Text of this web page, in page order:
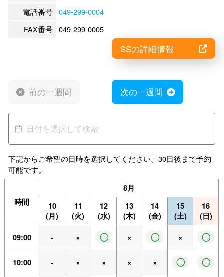
電話番号 049-299-0004
FAX番号 049-299-0005
SSの詳細情報
前の一週間 次の一週間
下記からご希望の日時を選択してください。30日後まで予約
可能です。
時間
8月
10
(月)
11
(火)
12
(水)
13
(木)
14
(金)
15
(土)
16
(日)
09:00 - × ◯ × ◯ × ◯
10:00 - × × × × ◯ ◯